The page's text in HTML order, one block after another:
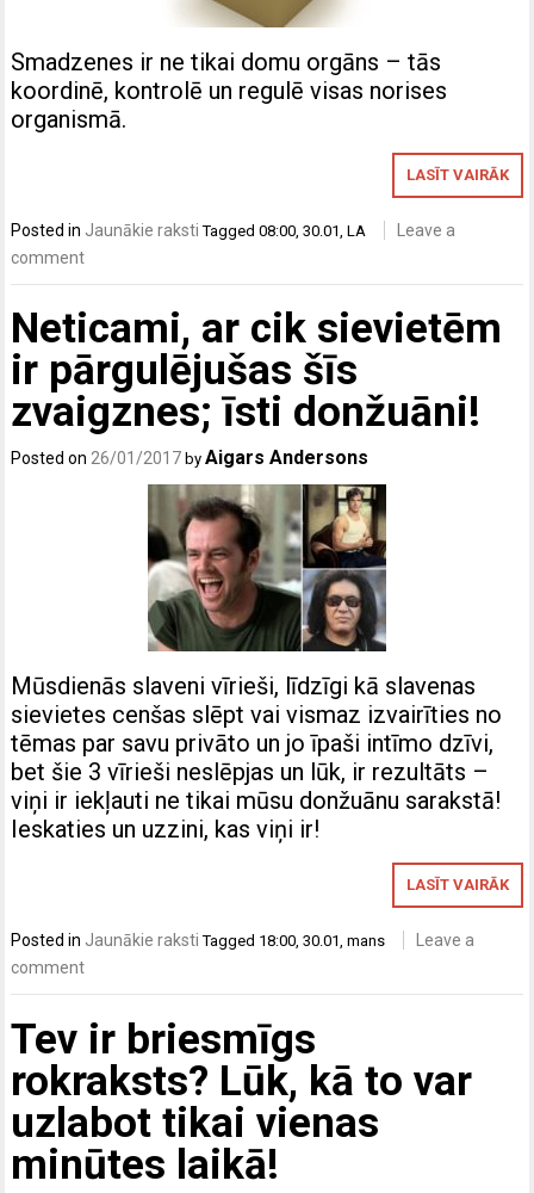
Smadzenes ir ne tikai domu orgāns – tās
koordinē, kontrolē un regulē visas norises
organismā.
LASĪT VAIRĀK
Posted in Jaunākie raksti Tagged08:00 ,30.01 ,LA
Leave a
comment
Neticami, ar cik sievietēm
ir pārgulējušas šīs
zvaigznes; īsti donžuāni!
Posted on 26/01/2017 byAigars Andersons
Mūsdienās slaveni vīrieši, līdzīgi kā slavenas
sievietes cenšas slēpt vai vismaz izvairīties no
tēmas par savu privāto un jo īpaši intīmo dzīvi,
bet šie 3 vīrieši neslēpjas un lūk, ir rezultāts –
viņi ir iekļauti ne tikai mūsu donžuānu sarakstā!
Ieskaties un uzzini, kas viņi ir!
LASĪT VAIRĀK
Posted in Jaunākie raksti Tagged 18:00,30.01,mans
Leave a
comment
Tev ir briesmīgs
rokraksts? Lūk, kā to var
uzlabot tikai vienas
minūtes laikā!